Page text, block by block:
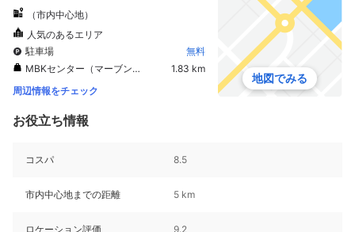
（市内中心地）
人気のあるエリア
駐車場
無料
MBKセンター（マーブンクロンセンター）
1.83 km
周辺情報をチェック
地図でみる
お役立ち情報
コスパ 8.5
市内中心地までの距離 5 km
ロケーション評価 9.2